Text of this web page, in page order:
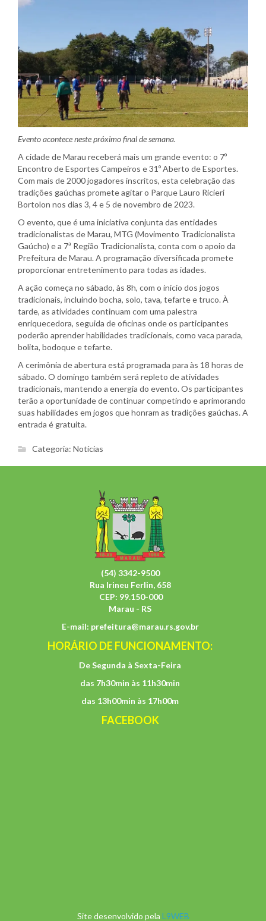
Evento acontece neste próximo final de semana.
A cidade de Marau receberá mais um grande evento: o 7º
Encontro de Esportes Campeiros e 31º Aberto de Esportes.
Com mais de 2000 jogadores inscritos, esta celebração das
tradições gaúchas promete agitar o Parque Lauro Ricieri
Bortolon nos dias 3, 4 e 5 de novembro de 2023.
O evento, que é uma iniciativa conjunta das entidades
tradicionalistas de Marau, MTG (Movimento Tradicionalista
Gaúcho) e a 7ª Região Tradicionalista, conta com o apoio da
Prefeitura de Marau. A programação diversificada promete
proporcionar entretenimento para todas as idades.
A ação começa no sábado, às 8h, com o início dos jogos
tradicionais, incluindo bocha, solo, tava, tefarte e truco. À
tarde, as atividades continuam com uma palestra
enriquecedora, seguida de oficinas onde os participantes
poderão aprender habilidades tradicionais, como vaca parada,
bolita, bodoque e tefarte.
A cerimônia de abertura está programada para às 18 horas de
sábado. O domingo também será repleto de atividades
tradicionais, mantendo a energia do evento. Os participantes
terão a oportunidade de continuar competindo e aprimorando
suas habilidades em jogos que honram as tradições gaúchas. A
entrada é gratuita.
Categoria: Notícias
(54) 3342-9500
Rua Irineu Ferlin, 658
CEP: 99.150-000
Marau - RS
E-mail: prefeitura@marau.rs.gov.br
HORÁRIO DE FUNCIONAMENTO:
De Segunda à Sexta-Feira
das 7h30min às 11h30min
das 13h00min às 17h00m
FACEBOOK
Site desenvolvido pela L9WEB